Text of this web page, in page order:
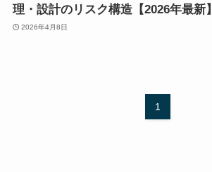
理・設計のリスク構造【2026年最新】
2026年4月8日
1